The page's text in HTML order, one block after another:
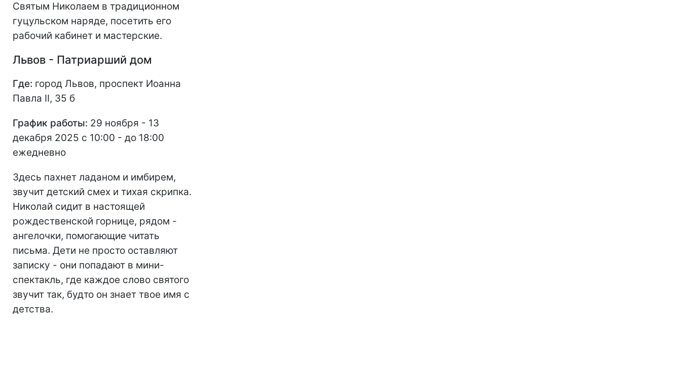
Святым Николаем в традиционном
гуцульском наряде, посетить его
рабочий кабинет и мастерские.
Львов - Патриарший дом
Где: город Львов, проспект Иоанна
Павла II, 35 б
График работы: 29 ноября - 13
декабря 2025 с 10:00 - до 18:00
ежедневно
Здесь пахнет ладаном и имбирем,
звучит детский смех и тихая скрипка.
Николай сидит в настоящей
рождественской горнице, рядом -
ангелочки, помогающие читать
письма. Дети не просто оставляют
записку - они попадают в мини-
спектакль, где каждое слово святого
звучит так, будто он знает твое имя с
детства.